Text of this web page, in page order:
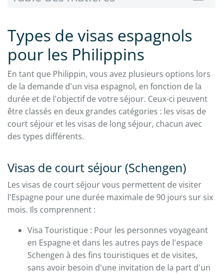
Types de visas espagnols
pour les Philippins
En tant que Philippin, vous avez plusieurs options lors
de la demande d'un visa espagnol, en fonction de la
durée et de l'objectif de votre séjour. Ceux-ci peuvent
être classés en deux grandes catégories : les visas de
court séjour et les visas de long séjour, chacun avec
des types différents.
Visas de court séjour (Schengen)
Les visas de court séjour vous permettent de visiter
l'Espagne pour une durée maximale de 90 jours sur six
mois. Ils comprennent :
Visa Touristique : Pour les personnes voyageant
en Espagne et dans les autres pays de l'espace
Schengen à des fins touristiques et de visites,
sans avoir besoin d'une invitation de la part d'un